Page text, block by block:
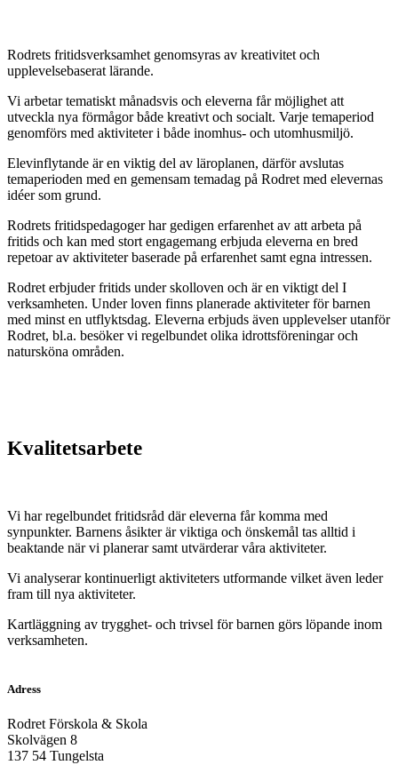
Rodrets fritidsverksamhet genomsyras av kreativitet och
upplevelsebaserat lärande.
Vi arbetar tematiskt månadsvis och eleverna får möjlighet att
utveckla nya förmågor både kreativt och socialt. Varje temaperiod
genomförs med aktiviteter i både inomhus- och utomhusmiljö.
Elevinflytande är en viktig del av läroplanen, därför avslutas
temaperioden med en gemensam temadag på Rodret med elevernas
idéer som grund.
Rodrets fritidspedagoger har gedigen erfarenhet av att arbeta på
fritids och kan med stort engagemang erbjuda eleverna en bred
repetoar av aktiviteter baserade på erfarenhet samt egna intressen.
Rodret erbjuder fritids under skolloven och är en viktigt del I
verksamheten. Under loven finns planerade aktiviteter för barnen
med minst en utflyktsdag. Eleverna erbjuds även upplevelser utanför
Rodret, bl.a. besöker vi regelbundet olika idrottsföreningar och
natursköna områden.
Kvalitetsarbete
Vi har regelbundet fritidsråd där eleverna får komma med
synpunkter. Barnens åsikter är viktiga och önskemål tas alltid i
beaktande när vi planerar samt utvärderar våra aktiviteter.
Vi analyserar kontinuerligt aktiviteters utformande vilket även leder
fram till nya aktiviteter.
Kartläggning av trygghet- och trivsel för barnen görs löpande inom
verksamheten.
Adress
Rodret Förskola & Skola
Skolvägen 8
137 54 Tungelsta